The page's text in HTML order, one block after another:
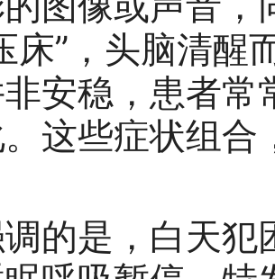
床”，头脑清醒
安稳，患者
这些症状组
的是，白天